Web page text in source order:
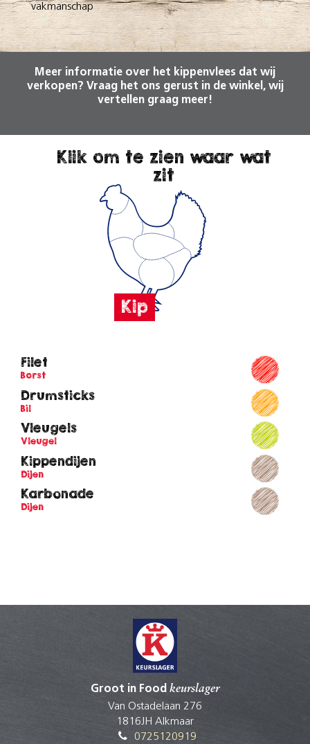
vakmanschap
Meer informatie over het kippenvlees dat wij
verkopen? Vraag het ons gerust in de winkel, wij
vertellen graag meer!
Klik om te zien waar wat
zit
Filet
Borst
Drumsticks
Bil
Vleugels
Vleugel
Kippendijen
Dijen
Karbonade
Dijen
Groot in Food keurslager
Van Ostadelaan 276
1816JH Alkmaar
0725120919